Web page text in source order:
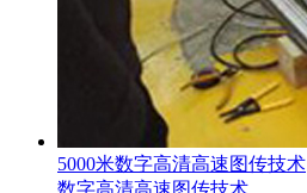
5000米数字高清高速图传技术
数字高清高速图传技术